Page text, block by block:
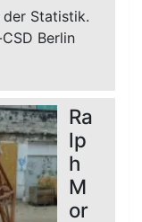
Statistik.
Berlin
Ra
lp
h
M
or